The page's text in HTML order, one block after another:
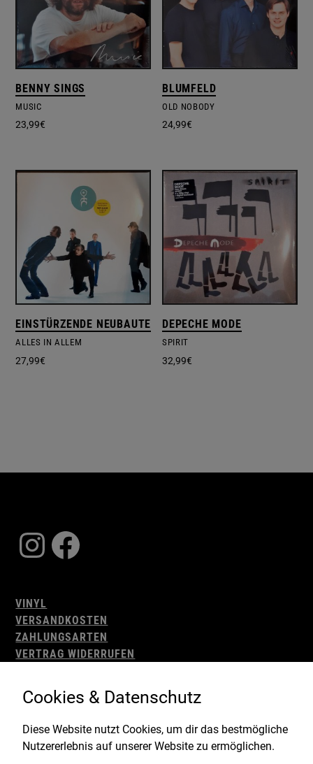
BENNY SINGS
MUSIC
23,99€
BLUMFELD
OLD NOBODY
24,99€
EINSTÜRZENDE NEUBAUTEN
ALLES IN ALLEM
27,99€
DEPECHE MODE
SPIRIT
32,99€
Instagram
Facebook
VINYL
VERSANDKOSTEN
ZAHLUNGSARTEN
VERTRAG WIDERRUFEN
WIDERRUFSBELEHRUNG
IMPRESSUM
Gefördert durch:
Cookies & Datenschutz
Diese Website nutzt Cookies, um dir das bestmögliche
Nutzererlebnis auf unserer Website zu ermöglichen.